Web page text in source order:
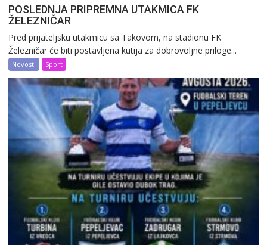
POSLEDNJA PRIPREMNA UTAKMICA FK
ŽELEZNIČAR
Pred prijateljsku utakmicu sa Takovom, na stadionu FK
Železničar će biti postavljena kutija za dobrovoljne priloge...
Novosti Sport